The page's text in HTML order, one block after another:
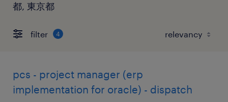
都, 東京都
filter 4
pcs - project manager (erp
implementation for oracle) - dispatch